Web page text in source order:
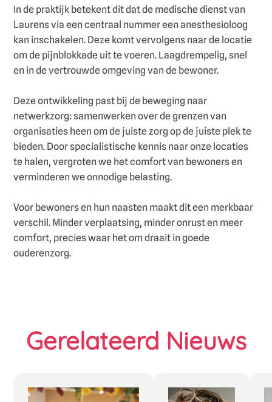
In de praktijk betekent dit dat de medische dienst van
Laurens via een centraal nummer een anesthesioloog
kan inschakelen. Deze komt vervolgens naar de locatie
om de pijnblokkade uit te voeren. Laagdrempelig, snel
en in de vertrouwde omgeving van de bewoner.
Deze ontwikkeling past bij de beweging naar
netwerkzorg: samenwerken over de grenzen van
organisaties heen om de juiste zorg op de juiste plek te
bieden. Door specialistische kennis naar onze locaties
te halen, vergroten we het comfort van bewoners en
verminderen we onnodige belasting.
Voor bewoners en hun naasten maakt dit een merkbaar
verschil. Minder verplaatsing, minder onrust en meer
comfort, precies waar het om draait in goede
ouderenzorg.
Gerelateerd Nieuws